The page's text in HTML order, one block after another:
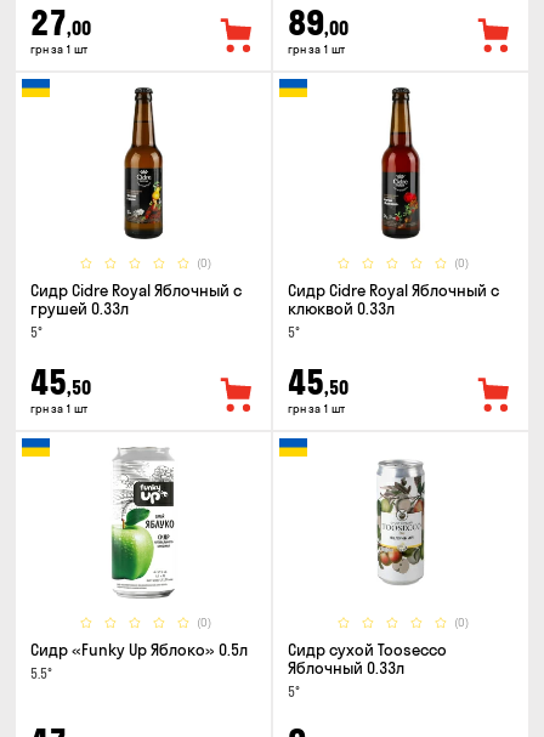
27,00
грн за 1 шт
89,00
грн за 1 шт
(0)
Сидр Cidre Royal Яблочный с
грушей 0.33л
5°
45,50
грн за 1 шт
(0)
Сидр Cidre Royal Яблочный с
клюквой 0.33л
5°
45,50
грн за 1 шт
(0)
Сидр «Funky Up Яблоко» 0.5л
5.5°
(0)
Сидр сухой Toosecco
Яблочный 0.33л
5°